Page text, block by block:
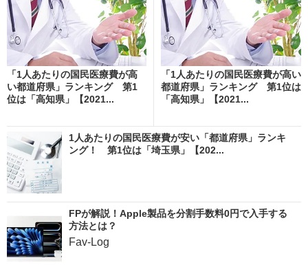
「1人あたりの国民医療費が高
い都道府県」ランキング 第1
位は「高知県」【2021...
「1人あたりの国民医療費が高い
都道府県」ランキング 第1位は
「高知県」【2021...
1人あたりの国民医療費が安い「都道府県」ランキ
ング！ 第1位は「埼玉県」【202...
FPが解説！Apple製品を分割手数料0円で入手する
方法とは？
Fav-Log